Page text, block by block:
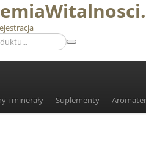
i minerały Suplementy